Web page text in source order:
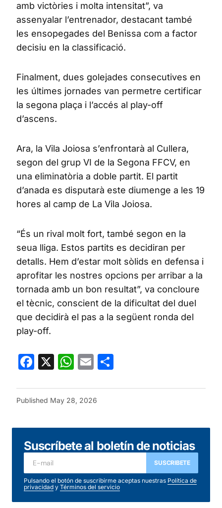
amb victòries i molta intensitat”, va
assenyalar l’entrenador, destacant també
les ensopegades del Benissa com a factor
decisiu en la classificació.
Finalment, dues golejades consecutives en
les últimes jornades van permetre certificar
la segona plaça i l’accés al play-off
d’ascens.
Ara, la Vila Joiosa s’enfrontarà al Cullera,
segon del grup VI de la Segona FFCV, en
una eliminatòria a doble partit. El partit
d’anada es disputarà este diumenge a les 19
hores al camp de La Vila Joiosa.
“És un rival molt fort, també segon en la
seua lliga. Estos partits es decidiran per
detalls. Hem d’estar molt sòlids en defensa i
aprofitar les nostres opcions per arribar a la
tornada amb un bon resultat”, va concloure
el tècnic, conscient de la dificultat del duel
que decidirà el pas a la següent ronda del
play-off.
Facebook
X WhatsApp
Email
Published May 28, 2026
Suscríbete al boletín de noticias
SUSCRIBETE
Pulsando el botón de suscribirme aceptas nuestras Política de
privacidad y Términos del servicio